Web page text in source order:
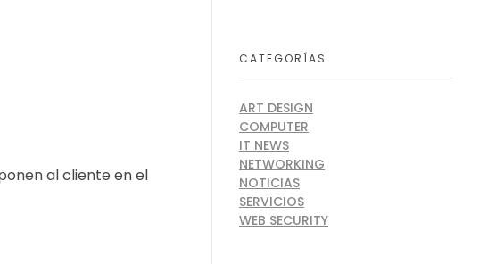
al cliente en el
CATEGORÍAS
ART DESIGN
COMPUTER
IT NEWS
NETWORKING
NOTICIAS
SERVICIOS
WEB SECURITY